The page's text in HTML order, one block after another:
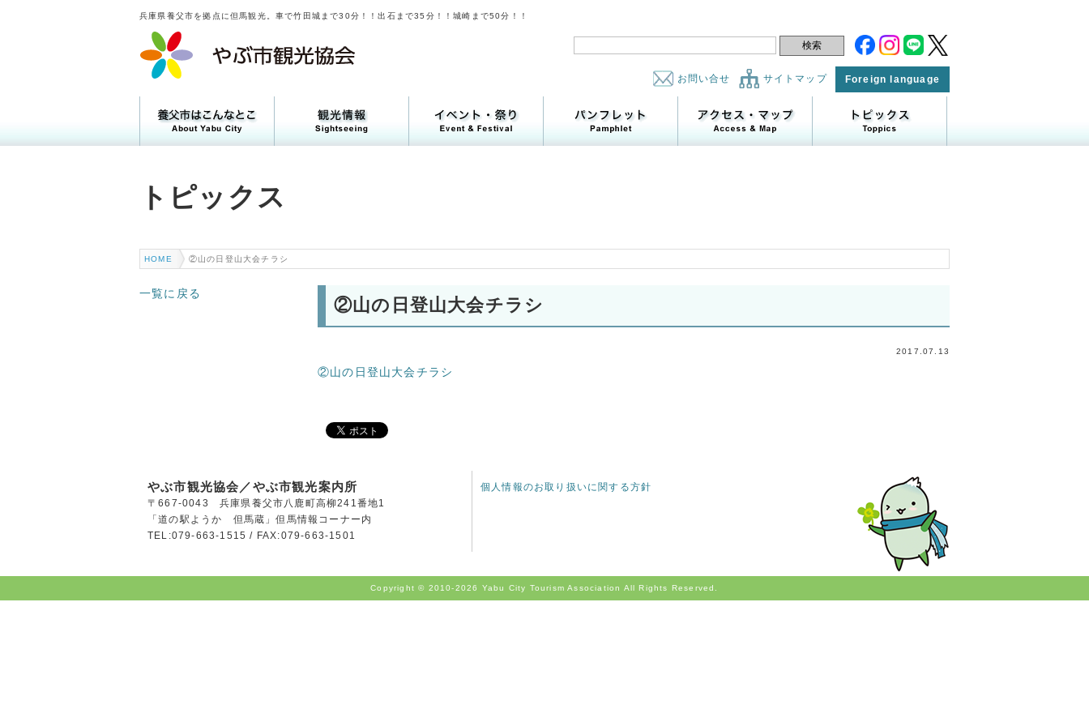
兵庫県養父市を拠点に但馬観光。車で竹田城まで30分！！出石まで35分！！城崎まで50分！！
お問い合せ サイトマップ Foreign language
トピックス
HOME ②山の日登山大会チラシ
②山の日登山大会チラシ
2017.07.13
②山の日登山大会チラシ
一覧に戻る
やぶ市観光協会／やぶ市観光案内所
〒667-0043 兵庫県養父市八鹿町高柳241番地1
「道の駅ようか 但馬蔵」但馬情報コーナー内
TEL:079-663-1515 / FAX:079-663-1501
個人情報のお取り扱いに関する方針
Copyright © 2010-2026 Yabu City Tourism Association All Rights Reserved.